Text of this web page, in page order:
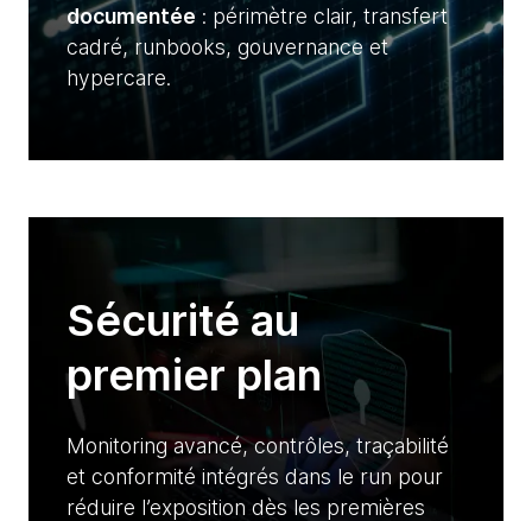
documentée : périmètre clair, transfert
cadré, runbooks, gouvernance et
hypercare.
Sécurité au
premier plan
Monitoring avancé, contrôles, traçabilité
et conformité intégrés dans le run pour
réduire l’exposition dès les premières